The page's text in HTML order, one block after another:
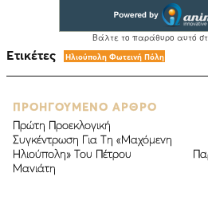
Ετικέτες Ηλιούπολη Φωτεινή Πόλη
ΠΡΟΗΓΟΥΜΕΝΟ ΑΡΘΡΟ
Πρώτη Προεκλογική
Συγκέντρωση Για Τη «Μαχόμενη
Ηλιούπολη» Του Πέτρου
Μανιάτη